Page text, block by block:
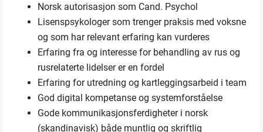
Norsk autorisasjon som Cand. Psychol
Lisenspsykologer som trenger praksis med voksne
og som har relevant erfaring kan vurderes
Erfaring fra og interesse for behandling av rus og
rusrelaterte lidelser er en fordel
Erfaring for utredning og kartleggingsarbeid i team
God digital kompetanse og systemforståelse
Gode kommunikasjonsferdigheter i norsk
(skandinavisk) både muntlig og skriftlig